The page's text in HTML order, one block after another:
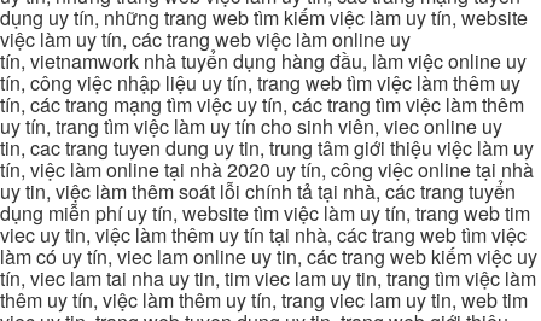
dụng uy tín, những trang web tìm kiếm việc làm uy tín, website
việc làm uy tín, các trang web việc làm online uy
tín, vietnamwork nhà tuyển dụng hàng đầu, làm việc online uy
tín, công việc nhập liệu uy tín, trang web tìm việc làm thêm uy
tín, các trang mạng tìm việc uy tín, các trang tìm việc làm thêm
uy tín, trang tìm việc làm uy tín cho sinh viên, viec online uy
tin, cac trang tuyen dung uy tin, trung tâm giới thiệu việc làm uy
tín, việc làm online tại nhà 2020 uy tín, công việc online tại nhà
uy tin, việc làm thêm soát lỗi chính tả tại nhà, các trang tuyển
dụng miễn phí uy tín, website tìm việc làm uy tín, trang web tim
viec uy tin, việc làm thêm uy tín tại nhà, các trang web tìm việc
làm có uy tín, viec lam online uy tin, các trang web kiếm việc uy
tín, viec lam tai nha uy tin, tim viec lam uy tin, trang tìm việc làm
thêm uy tín, việc làm thêm uy tín, trang viec lam uy tin, web tim